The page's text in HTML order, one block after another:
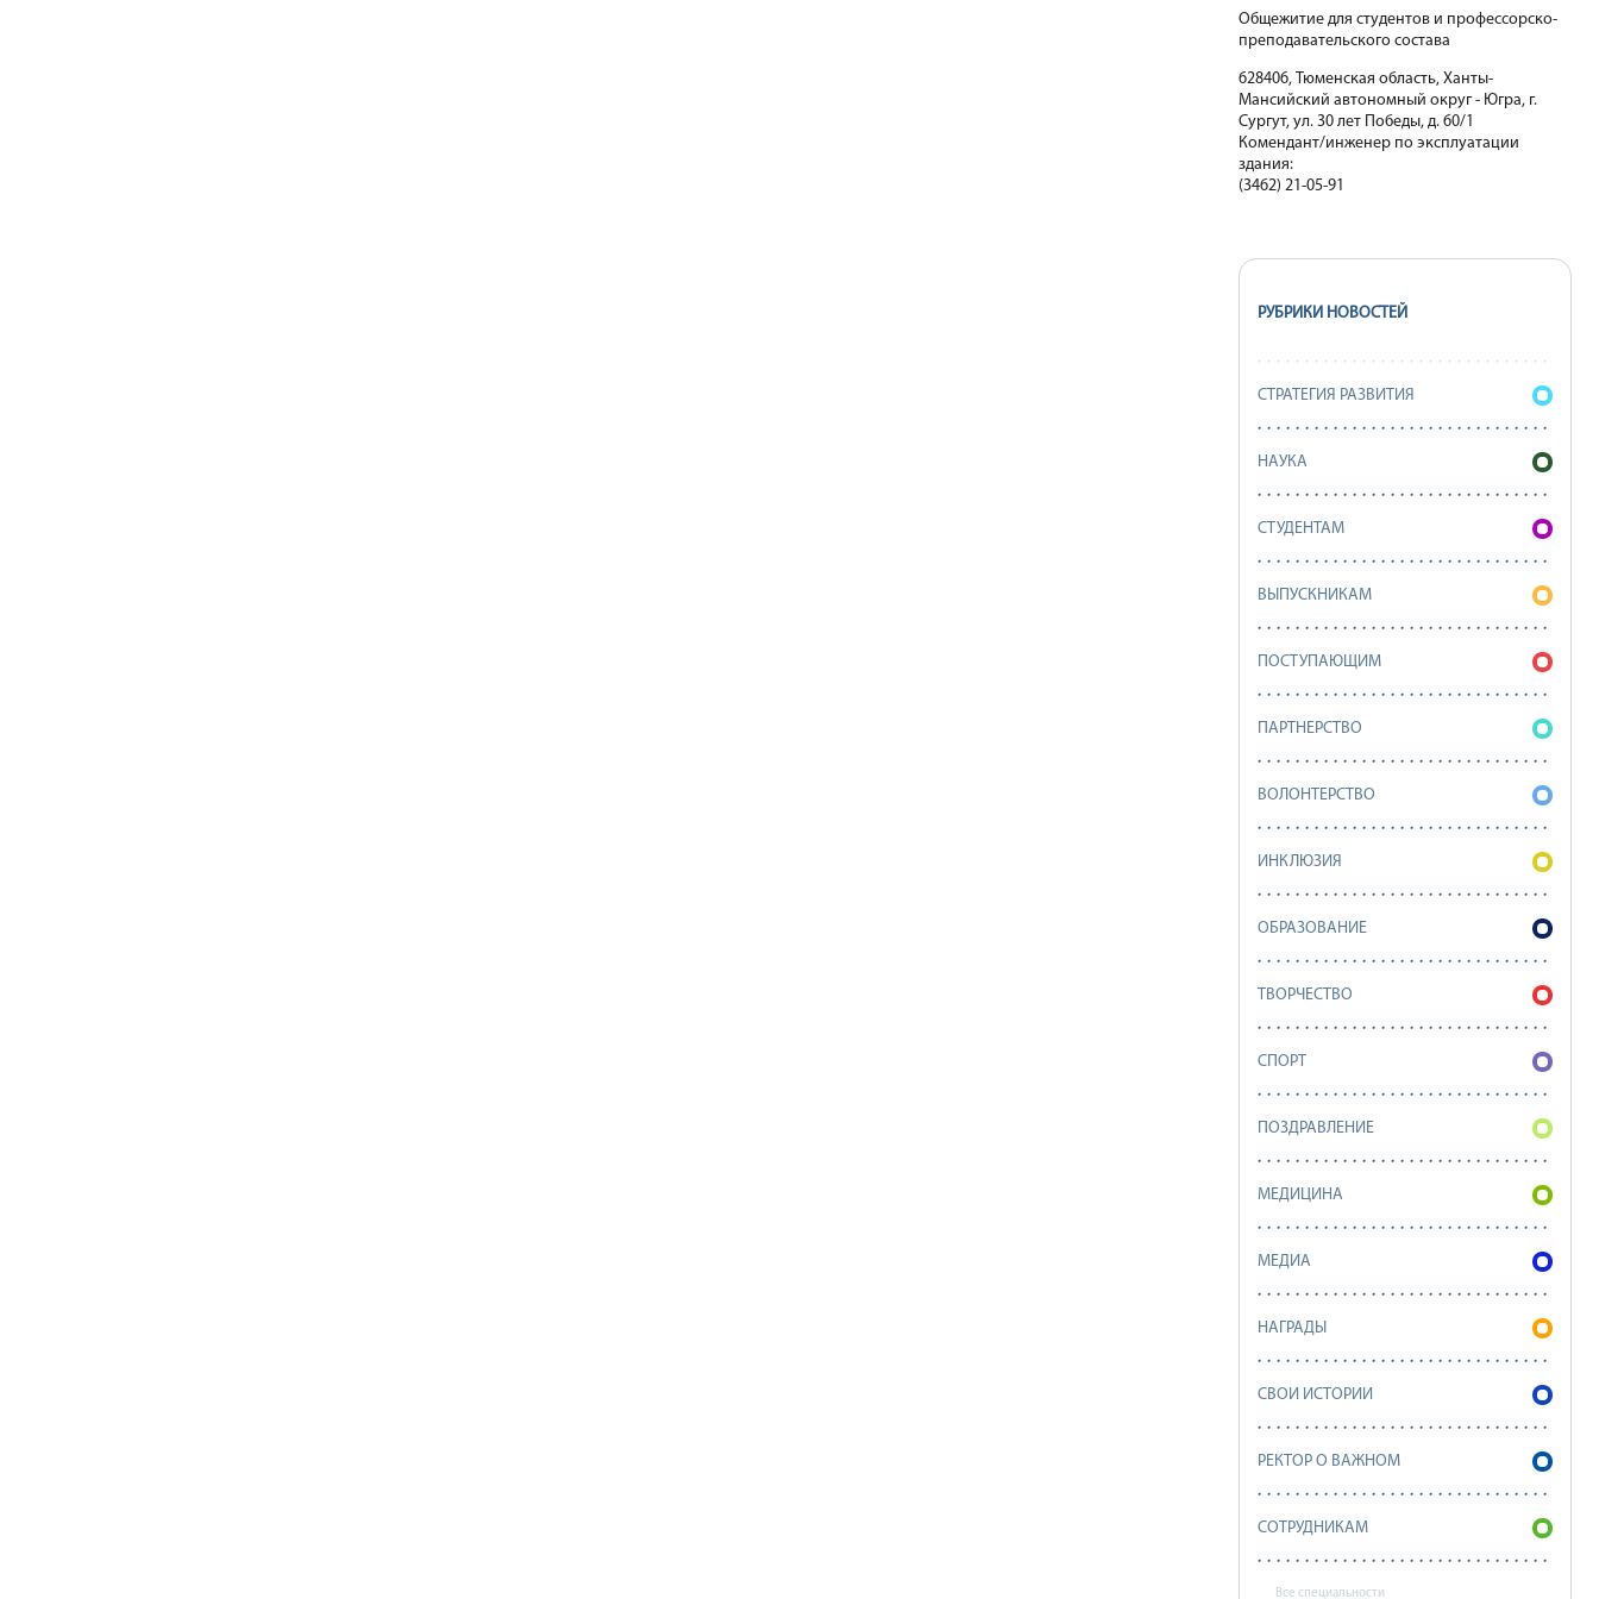
Общежитие для студентов и профессорско-
преподавательского состава
628406, Тюменская область, Ханты-
Мансийский автономный округ - Югра, г.
Сургут, ул. 30 лет Победы, д. 60/1
Комендант/инженер по эксплуатации
здания:
(3462) 21-05-91
РУБРИКИ НОВОСТЕЙ
СТРАТЕГИЯ РАЗВИТИЯ
НАУКА
СТУДЕНТАМ
ВЫПУСКНИКАМ
ПОСТУПАЮЩИМ
ПАРТНЕРСТВО
ВОЛОНТЕРСТВО
ИНКЛЮЗИЯ
ОБРАЗОВАНИЕ
ТВОРЧЕСТВО
СПОРТ
ПОЗДРАВЛЕНИЕ
МЕДИЦИНА
МЕДИА
НАГРАДЫ
СВОИ ИСТОРИИ
РЕКТОР О ВАЖНОМ
СОТРУДНИКАМ
Все специальности